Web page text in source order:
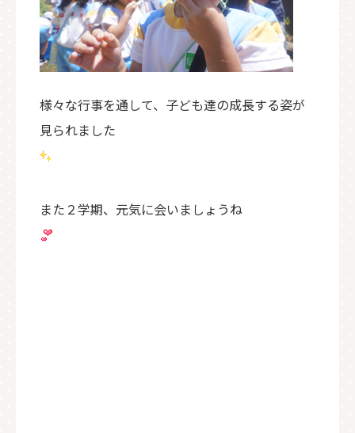
様々な行事を通して、子ども達の成長する姿が
見られました
また２学期、元気に会いましょうね